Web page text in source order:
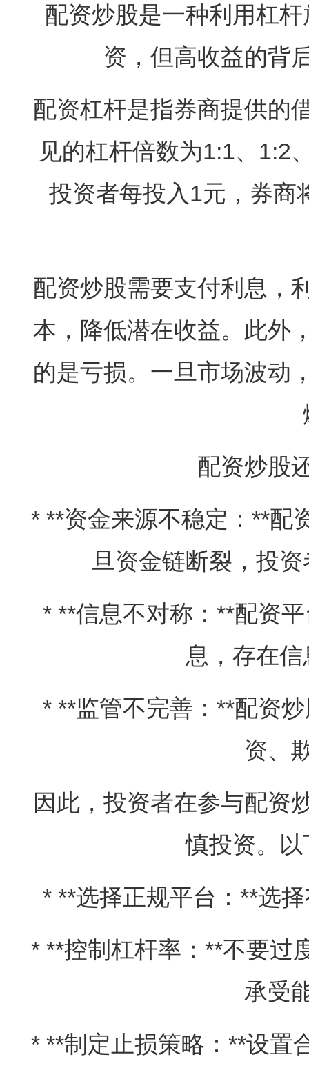
配资炒股是一种利用杠
资，但高收益的背
配资杠杆是指券商提供的
见的杠杆倍数为1:1、1:2
投资者每投入1元，券商
配资炒股需要支付利息，
本，降低潜在收益。此外
的是亏损。一旦市场波动
配资炒股
* **资金来源不稳定：**配
旦资金链断裂，投
* **信息不对称：**配资
息，存在
* **监管不完善：**配资
资、
因此，投资者在参与配资
慎投资。
* **选择正规平台：**选
* **控制杠杆率：**不要过
承受
* **制定止损策略：**设置